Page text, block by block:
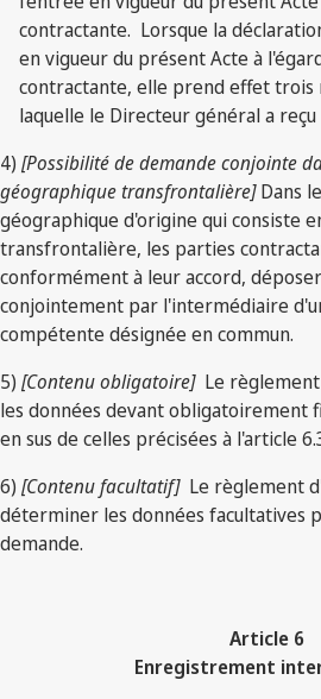
contractante. Lorsque la
en vigueur du présent Acte à
contractante, elle prend effet trois
laquelle le Directeur général a
4) [Possibilité de demande conjointe
géographique transfrontalière]Dans
géographique d'origine qui consiste
transfrontalière, les parties
conformément à leur accord,
conjointement par l'intermédiaire
compétente désignée en commun.
5) [Contenu obligatoire]Le règlement
les données devant obligatoirement
en sus de celles précisées à l'article
6) [Contenu facultatif]Le règlement
déterminer les données facultatives
demande.
Article 6
Enregistrement